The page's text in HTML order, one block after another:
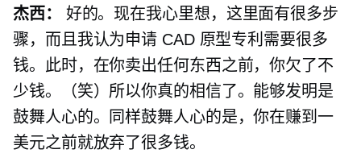
杰西：
好的。现在我心里想，这里面有很多步
骤，而且我认为申请 CAD 原型专利需要很多
钱。此时，在你卖出任何东西之前，你欠了不
少钱。（笑）所以你真的相信了。能够发明是
鼓舞人心的。同样鼓舞人心的是，你在赚到一
美元之前就放弃了很多钱。